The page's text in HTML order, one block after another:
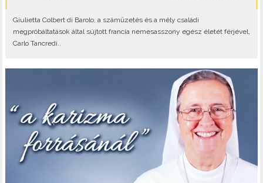
Giulietta Colbert di Barolo, a száműzetés és a mély családi
megpróbáltatások által sújtott francia nemesasszony egész életét férjével,
Carlo Tancredi..